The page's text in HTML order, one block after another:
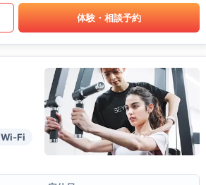
体験・相談予約
Wi-Fi